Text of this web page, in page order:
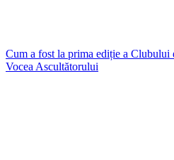
Cum a fost la prima ediție a Clubului
Vocea Ascultătorului